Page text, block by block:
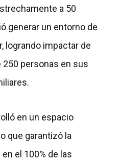
a 50
generar un entorno de
logrando impactar de
250 personas en sus
en un espacio
que garantizó la
el 100% de las